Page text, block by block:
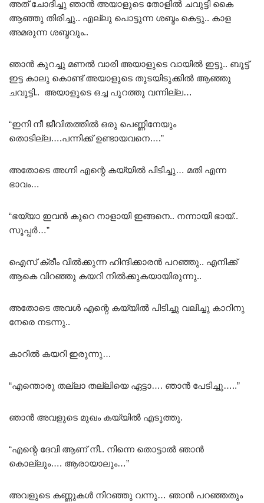
അത് ചോദിച്ചു ഞാൻ അയാളുടെ തോളിൽ ചവുട്ടി കൈ
ആഞ്ഞു തിരിച്ചു.. എല്ലു പൊട്ടുന്ന ശബ്ദം കെട്ടു.. കാള
അമരുന്ന ശബ്ദവും..
ഞാൻ കുറച്ചു മണൽ വാരി അയാളുടെ വായിൽ ഇട്ടു.. ബൂട്ട്
ഇട്ട കാലു കൊണ്ട് അയാളുടെ തുടയിടുക്കിൽ ആഞ്ഞു
ചവുട്ടി.. അയാളുടെ ഒച്ച പുറത്തു വന്നില്ല…
“ഇനി നീ ജീവിതത്തിൽ ഒരു പെണ്ണിനേയും
തൊടില്ല….പന്നിക്ക്‌ ഉണ്ടായവനെ….”
അതോടെ അഗ്നി എന്റെ കയ്യിൽ പിടിച്ചു… മതി എന്ന
ഭാവം…
“ഭയ്യാ ഇവൻ കുറെ നാളായി ഇങ്ങനെ.. നന്നായി ഭായ്..
സൂപ്പർ…”
ഐസ് ക്രീം വിൽക്കുന്ന ഹിന്ദിക്കാരൻ പറഞ്ഞു.. എനിക്ക്
ആകെ വിറഞ്ഞു കയറി നിൽക്കുകയായിരുന്നു..
അതോടെ അവൾ എന്റെ കയ്യിൽ പിടിച്ചു വലിച്ചു കാറിനു
നേരെ നടന്നു..
കാറിൽ കയറി ഇരുന്നു…
“എന്തൊരു തല്ലാ തല്ലിയെ ഏട്ടാ…. ഞാൻ പേടിച്ചു…..”
ഞാൻ അവളുടെ മുഖം കയ്യിൽ എടുത്തു.
“എന്റെ ദേവി ആണ് നീ.. നിന്നെ തൊട്ടാൽ ഞാൻ
കൊല്ലും…. ആരായാലും…”
അവളുടെ കണ്ണുകൾ നിറഞ്ഞു വന്നു… ഞാൻ പറഞ്ഞതും